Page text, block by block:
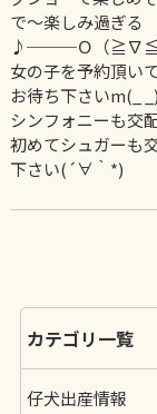
で〜楽しみ過ぎる
♪───Ｏ（
女の子を予約頂い
お待ち下さいm(_
シンフォニーも交
初めてシュガーも
下さい(´∀｀*)
カテゴリ一覧
仔犬出産情報